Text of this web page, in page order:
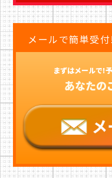
メールで簡単受
まずはメールで!
あなたの